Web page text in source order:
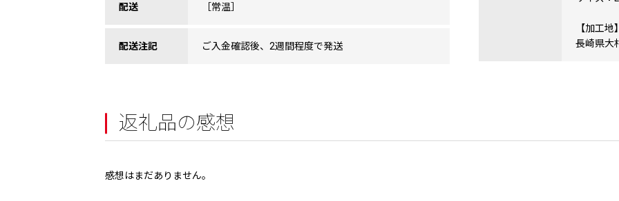
配送 ［常温］
配送注記 ご入金確認後、2週間程度で発送
【加工地
長崎県大
返礼品の感想
感想はまだありません。